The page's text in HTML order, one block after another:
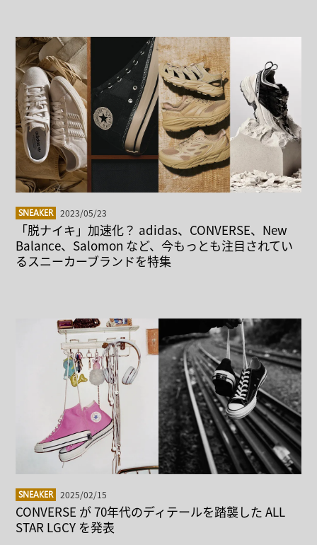
SNEAKER 2023/05/23
「脱ナイキ」加速化？ adidas、CONVERSE、New
Balance、Salomon など、今もっとも注目されてい
るスニーカーブランドを特集
SNEAKER 2025/02/15
CONVERSE が 70年代のディテールを踏襲した ALL
STAR LGCY を発表